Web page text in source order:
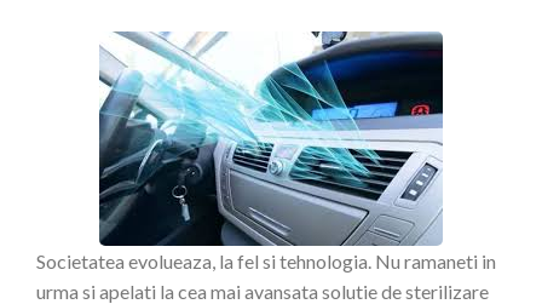
Societatea evolueaza, la fel si tehnologia. Nu ramaneti in
urma si apelati la cea mai avansata solutie de sterilizare